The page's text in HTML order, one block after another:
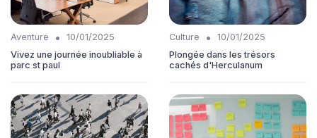
Aventure •
10/01/2025
Vivez une journée inoubliable à
parc st paul
Culture •
10/01/2025
Plongée dans les trésors
cachés d'Herculanum